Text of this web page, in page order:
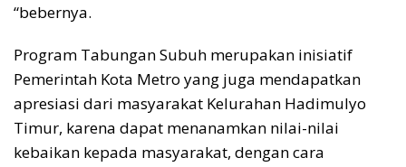
“bebernya.
Program Tabungan Subuh merupakan inisiatif
Pemerintah Kota Metro yang juga mendapatkan
apresiasi dari masyarakat Kelurahan Hadimulyo
Timur, karena dapat menanamkan nilai-nilai
kebaikan kepada masyarakat, dengan cara